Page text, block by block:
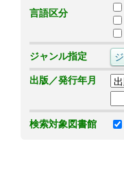
言語区分
ジャンル指定
出版／発行年月
検索対象図書館